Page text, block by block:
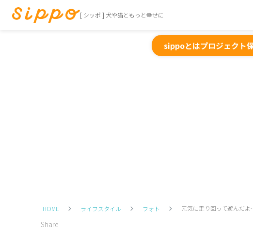
[ シッポ ] 犬や猫ともっと幸せに
sippoとはプロジェクト
HOME ライフスタイル フォト 元気に走り回って遊んだ
Share